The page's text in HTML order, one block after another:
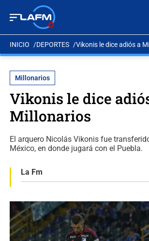
INICIO DEPORTES Vikonis le dice adiós a
Millonarios
Vikonis le dice
Millonarios
El arquero Nicolás Vikonis fue
México, en donde jugará con el Puebla.
La Fm